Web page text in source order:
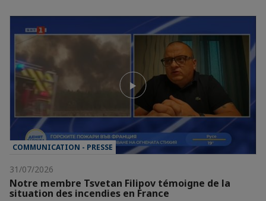
COMMUNICATION - PRESSE
31/07/2026
Notre membre Tsvetan Filipov témoigne de la
situation des incendies en France